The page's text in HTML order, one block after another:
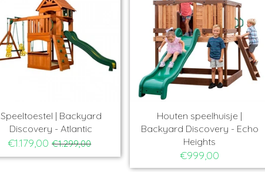
Speeltoestel | Backyard
Discovery - Atlantic
€1.179,00 €1.299,00
Houten speelhuisje |
Backyard Discovery - Echo
Heights
€999,00